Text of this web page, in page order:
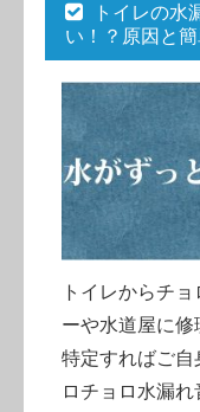
トイレの水
い！？原因と
トイレからチ
ーや水道屋に
特定すればご自
ロチョロ水漏